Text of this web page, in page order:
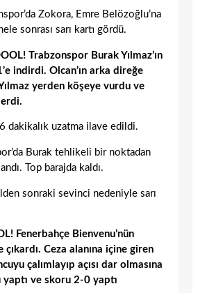
Zokora, Emre Belözoğlu’na
sonrası sarı kartı gördü.
Trabzonspor Burak Yılmaz’ın
indirdi. Olcan’ın arka direğe
yerden köşeye vurdu ve
6 dakikalık uzatma ilave edildi.
Burak tehlikeli bir noktadan
Top barajda kaldı.
sonraki sevinci nedeniyle sarı
Fenerbahçe Bienvenu’nün
Ceza alanına içine giren
çalımlayıp açısı dar olmasına
yaptı ve skoru 2-0 yaptı